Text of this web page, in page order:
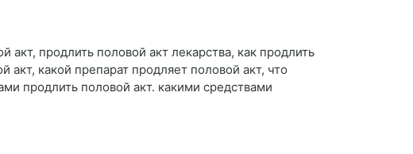
продлить половой акт лекарства, как продлить
какой препарат продляет половой акт, что
продлить половой акт. какими средствами